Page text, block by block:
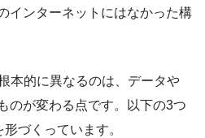
インターネットにはなかった構
本的に異なるのは、データや
のが変わる点です。以下の3つ
づくっています。